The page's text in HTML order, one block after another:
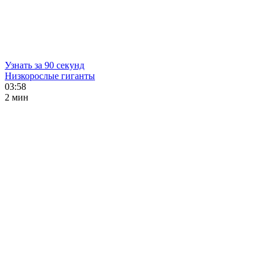
Узнать за 90 секунд
Низкорослые гиганты
03:58
2 мин